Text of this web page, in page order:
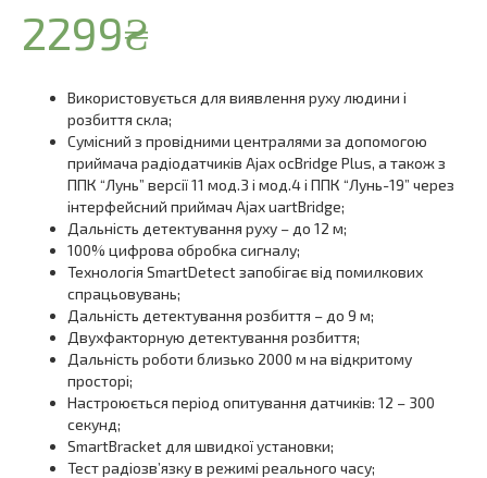
2299₴
Використовується для виявлення руху людини і
розбиття скла;
Сумісний з провідними централями за допомогою
приймача радіодатчиків Ajax ocBridge Plus, а також з
ППК “Лунь” версії 11 мод.3 і мод.4 і ППК “Лунь-19” через
інтерфейсний приймач Ajax uartBridge;
Дальність детектування руху – до 12 м;
100% цифрова обробка сигналу;
Технологія SmartDetect запобігає від помилкових
спрацьовувань;
Дальність детектування розбиття – до 9 м;
Двухфакторную детектування розбиття;
Дальність роботи близько 2000 м на відкритому
просторі;
Настроюється період опитування датчиків: 12 – 300
секунд;
SmartBracket для швидкої установки;
Тест радіозв’язку в режимі реального часу;